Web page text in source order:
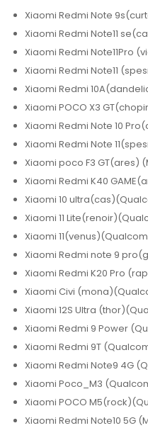
Xiaomi Redmi Note
Xiaomi Redmi Note11
Xiaomi Redmi Note11Pro
Xiaomi Redmi Note11
Xiaomi Redmi
Xiaomi POCO X3
Xiaomi Redmi Note 10
Xiaomi Redmi Note
Xiaomi poco F3 GT(ares)
Xiaomi Redmi K40
Xiaomi 10
Xiaomi 11
Xiaomi
Xiaomi Redmi note 9
Xiaomi Redmi K20 Pro
Xiaomi Civi
Xiaomi 12S Ultra
Xiaomi Redmi 9 Power
Xiaomi Redmi 9T
Xiaomi Redmi Note9 4G
Xiaomi Poco_M3
Xiaomi POCO
Xiaomi Redmi Note10 5G